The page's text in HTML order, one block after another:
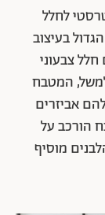
לחלל
בעיצוב
חלל צבעוני
למשל, המטבח
אביזרים
הורכב על
מוסיף